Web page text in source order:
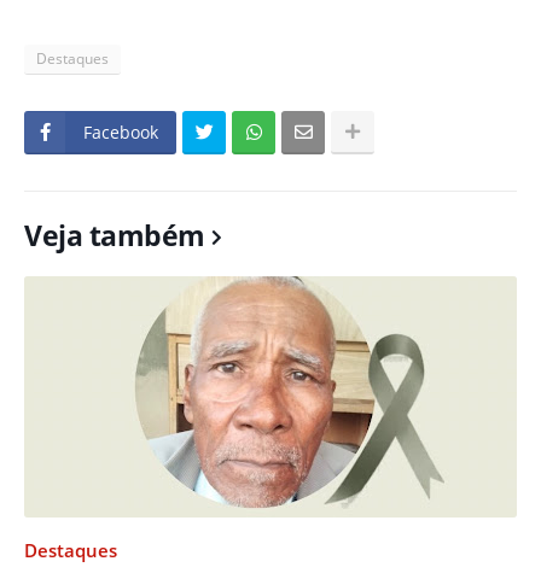
Destaques
Facebook
Veja também
Destaques